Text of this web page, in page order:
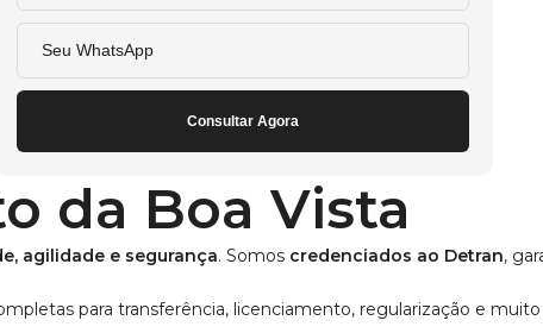
Consultar Agora
da Boa Vista
agilidade e segurança. Somos credenciados ao Detran,
para transferência, licenciamento, regularização e